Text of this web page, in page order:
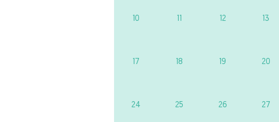
10 11 12 13
17 18 19 20
24 25 26 27